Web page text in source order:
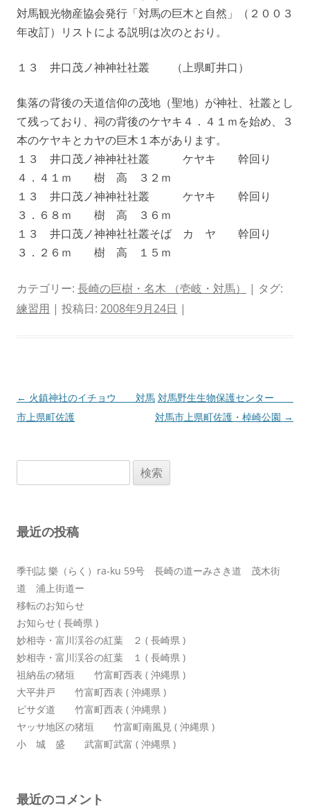
対馬観光物産協会発行「対馬の巨木と自然」（２００３
年改訂）リストによる説明は次のとおり。
１３ 井口茂ノ神神社社叢 （上県町井口）
集落の背後の天道信仰の茂地（聖地）が神社、社叢とし
て残っており、祠の背後のケヤキ４．４１ｍを始め、３
本のケヤキとカヤの巨木１本があります。
１３ 井口茂ノ神神社社叢 ケヤキ 幹回り
４．４１ｍ 樹 高 ３２ｍ
１３ 井口茂ノ神神社社叢 ケヤキ 幹回り
３．６８ｍ 樹 高 ３６ｍ
１３ 井口茂ノ神神社社叢そば カ ヤ 幹回り
３．２６ｍ 樹 高 １５ｍ
カテゴリー: 長崎の巨樹・名木 （壱岐・対馬）
| タグ:
練習用 | 投稿日: 2008年9月24日 |
投
稿
ョ
← 火鎮神社のイチョウ 対馬
市上県町佐護
対馬野生生物保護センター
対馬市上県町佐護・棹崎公園 →
索:
最近の投稿
季刊誌 樂（らく）ra-ku 59号 長崎の道ーみさき道 茂木街
道 浦上街道ー
移転のお知らせ
お知らせ ( 長崎県 )
妙相寺・富川渓谷の紅葉 ２ ( 長崎県 )
妙相寺・富川渓谷の紅葉 １ ( 長崎県 )
祖納岳の猪垣 竹富町西表 ( 沖縄県 )
大平井戸 竹富町西表 ( 沖縄県 )
ピサダ道 竹富町西表 ( 沖縄県 )
ヤッサ地区の猪垣 竹富町南風見 ( 沖縄県 )
小 城 盛 武富町武富 ( 沖縄県 )
最近のコメント